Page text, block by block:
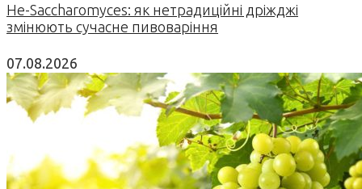
Не-Saccharomyces: як нетрадиційні дріжджі
змінюють сучасне пивоваріння
07.08.2026